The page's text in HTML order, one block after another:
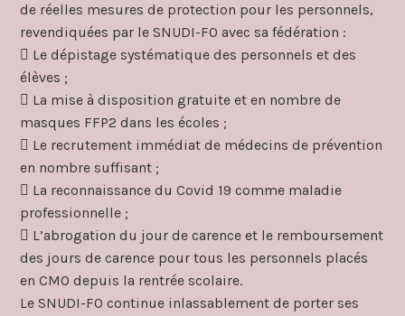
de réelles mesures de protection pour les personnels,
revendiquées par le SNUDI-FO avec sa fédération :
 Le dépistage systématique des personnels et des
élèves ;
 La mise à disposition gratuite et en nombre de
masques FFP2 dans les écoles ;
 Le recrutement immédiat de médecins de prévention
en nombre suffisant ;
 La reconnaissance du Covid 19 comme maladie
professionnelle ;
 L’abrogation du jour de carence et le remboursement
des jours de carence pour tous les personnels placés
en CMO depuis la rentrée scolaire.
Le SNUDI-FO continue inlassablement de porter ses